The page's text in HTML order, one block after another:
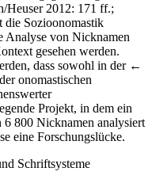
Heuser 2012: 171 ff.;
die Sozioonomastik
Analyse von Nicknamen
gesehen werden.
dass sowohl in der ←
onomastischen
Projekt, in dem ein
800 Nicknamen analysiert
eine Forschungslücke.
Schriftsysteme